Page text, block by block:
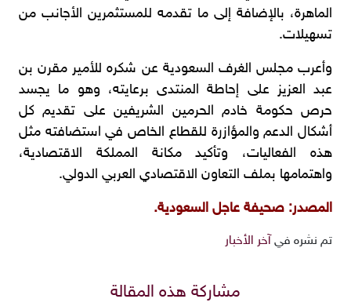
الماهرة، بالإضافة إلى ما تقدمه للمستثمرين الأجانب من
تسهيلات.
وأعرب مجلس الغرف السعودية عن شكره للأمير مقرن بن
عبد العزيز على إحاطة المنتدى برعايته، وهو ما يجسد
حرص حكومة خادم الحرمين الشريفين على تقديم كل
أشكال الدعم والمؤازرة للقطاع الخاص في استضافته مثل
هذه الفعاليات، وتأكيد مكانة المملكة الاقتصادية،
واهتمامها بملف التعاون الاقتصادي العربي الدولي.
المصدر: صحيفة عاجل السعودية.
تم نشره في آخر الأخبار
مشاركة هذه المقالة